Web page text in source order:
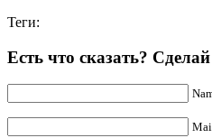
Теги:
Есть что сказать? Сделай